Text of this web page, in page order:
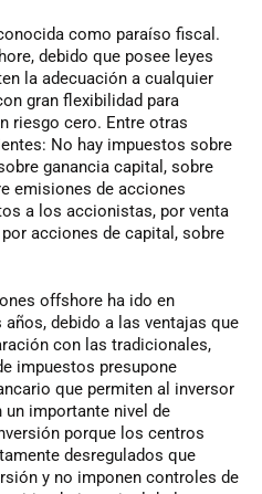
como paraíso fiscal.
debido que posee leyes
la adecuación a cualquier
gran flexibilidad para
riesgo cero. Entre otras
No hay impuestos sobre
ganancia capital, sobre
emisiones de acciones
a los accionistas, por venta
acciones de capital, sobre
offshore ha ido en
debido a las ventajas que
con las tradicionales,
impuestos presupone
que permiten al inversor
importante nivel de
porque los centros
desregulados que
y no imponen controles de